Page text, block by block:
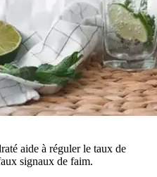
aide à réguler le taux de
signaux de faim.